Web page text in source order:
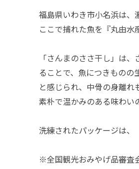
福島県いわき市小名浜は、
ここで捕れた魚を『丸由水
「さんまのささ干し」は
ることで、魚につきものの
と感じられ、中骨の身離れ
素朴で温かみのある味わい
洗練されたパッケージは、
※全国観光おみやげ品審